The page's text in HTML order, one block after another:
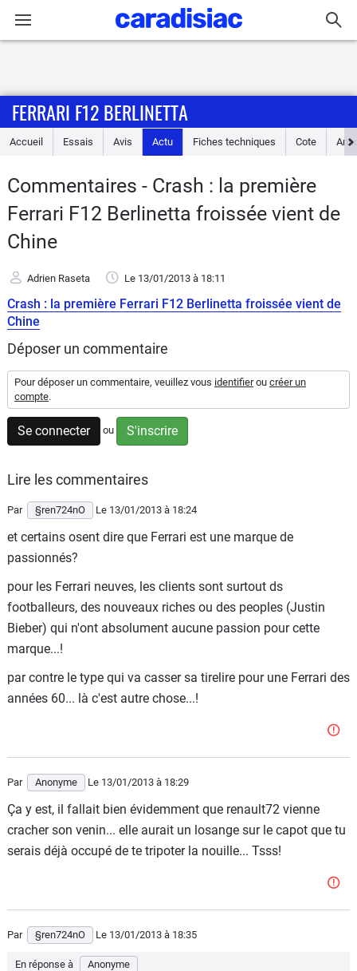
Accueil
Essais
Guide
d'achat
Electriques
Flottes
Auto
Services
Forum
Moto
Marques
FERRARI F12 BERLINETTA
Accueil Essais Avis Actu Fiches techniques Cote
Commentaires - Crash : la première
Ferrari F12 Berlinetta froissée vient de
Chine
Adrien Raseta Le 13/01/2013 à 18:11
Crash : la première Ferrari F12 Berlinetta froissée vient de
Chine
Déposer un commentaire
Pour déposer un commentaire, veuillez vous identifierou créer un
compte.
Se connecter ou S'inscrire
Lire les commentaires
Par §ren724nO Le 13/01/2013 à 18:24
et certains osent dire que Ferrari est une marque de
passionnés?
pour les Ferrari neuves, les clients sont surtout ds
footballeurs, des nouveaux riches ou des peoples (Justin
Bieber) qui n'ont absolument aucune passion pour cette
marque...!
par contre le type qui va casser sa tirelire pour une Ferrari des
années 60... là c'est autre chose...!
Par Anonyme Le 13/01/2013 à 18:29
Ça y est, il fallait bien évidemment que renault72 vienne
cracher son venin... elle aurait un losange sur le capot que tu
serais déjà occupé de te tripoter la nouille... Tsss!
Par §ren724nO Le 13/01/2013 à 18:35
En réponse à Anonyme